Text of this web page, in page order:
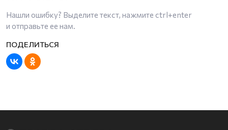
Нашли ошибку? Выделите текст, нажмите ctrl+enter
и отправьте ее нам.